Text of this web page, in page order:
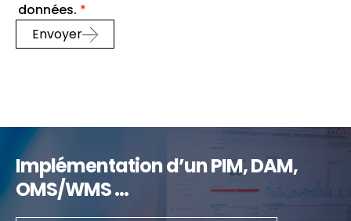
données. *
Envoyer
Implémentation d’un PIM, DAM,
OMS/WMS ...